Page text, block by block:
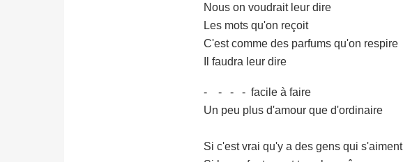
Nous on voudrait leur dire
Les mots qu'on reçoit
C'est comme des parfums qu'on respire
Il faudra leur dire
- - - - facile à faire
Un peu plus d'amour que d'ordinaire
Si c'est vrai qu'y a des gens qui s'aiment